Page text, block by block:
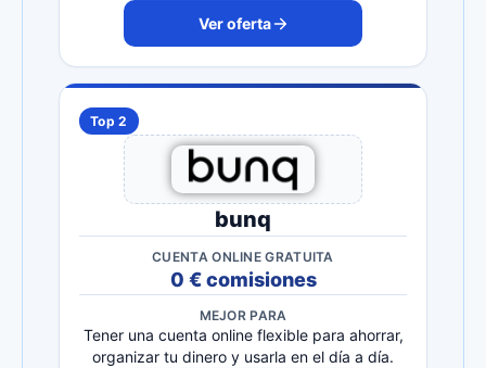
Ver oferta
Top 2
bunq
CUENTA ONLINE GRATUITA
0 € comisiones
MEJOR PARA
Tener una cuenta online flexible para ahorrar,
organizar tu dinero y usarla en el día a día.